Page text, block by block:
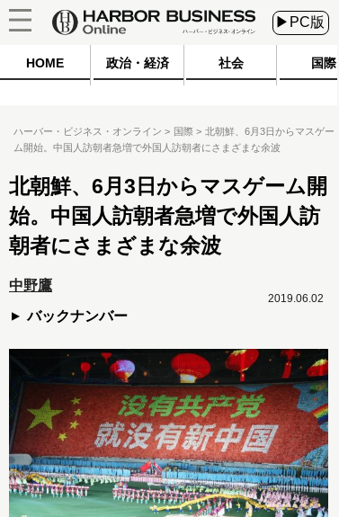
▶PC版
HOME 政治・経済 社会 国際
ハーバー・ビジネス・オンライン 国際
北朝鮮、6月3日からマスゲー
ム開始。中国人訪朝者急増で外国人訪朝者にさまざまな余波
北朝鮮、6月3日からマスゲーム開
始。中国人訪朝者急増で外国人訪
朝者にさまざまな余波
中野鷹
バックナンバー
2019.06.02